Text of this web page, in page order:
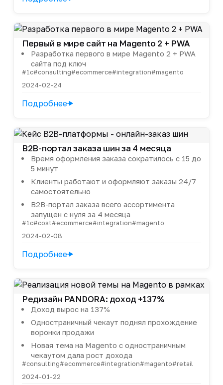
Первый в мире сайт на Magento 2 + PWA
Разработка первого в мире Magento 2 + PWA
сайта под ключ
#1c#consulting#ecommerce#integration#magento
2024-02-24
Подробнее
B2B-портал заказа шин за 4 месяца
Время оформления заказа сократилось с 15 до
5 минут
Клиенты работают и оформляют заказы 24/7
самостоятельно
B2B-портал заказа всего ассортимента
запущен с нуля за 4 месяца
#1c#cost#ecommerce#integration#magento
2024-02-08
Подробнее
Редизайн PANDORA: доход +137%
Доход вырос на 137%
Одностраничный чекаут поднял прохождение
воронки продажи
Новая тема на Magento с одностраничным
чекаутом дала рост дохода
#consulting#ecommerce#integration#magento#retail
2024-01-22